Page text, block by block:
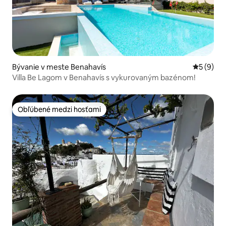
Bývanie v meste Benahavís
5 (9)
Villa Be Lagom v Benahavís s vykurovaným bazénom!
Obľúbené medzi hosťami
Obľúbené medzi hosťami